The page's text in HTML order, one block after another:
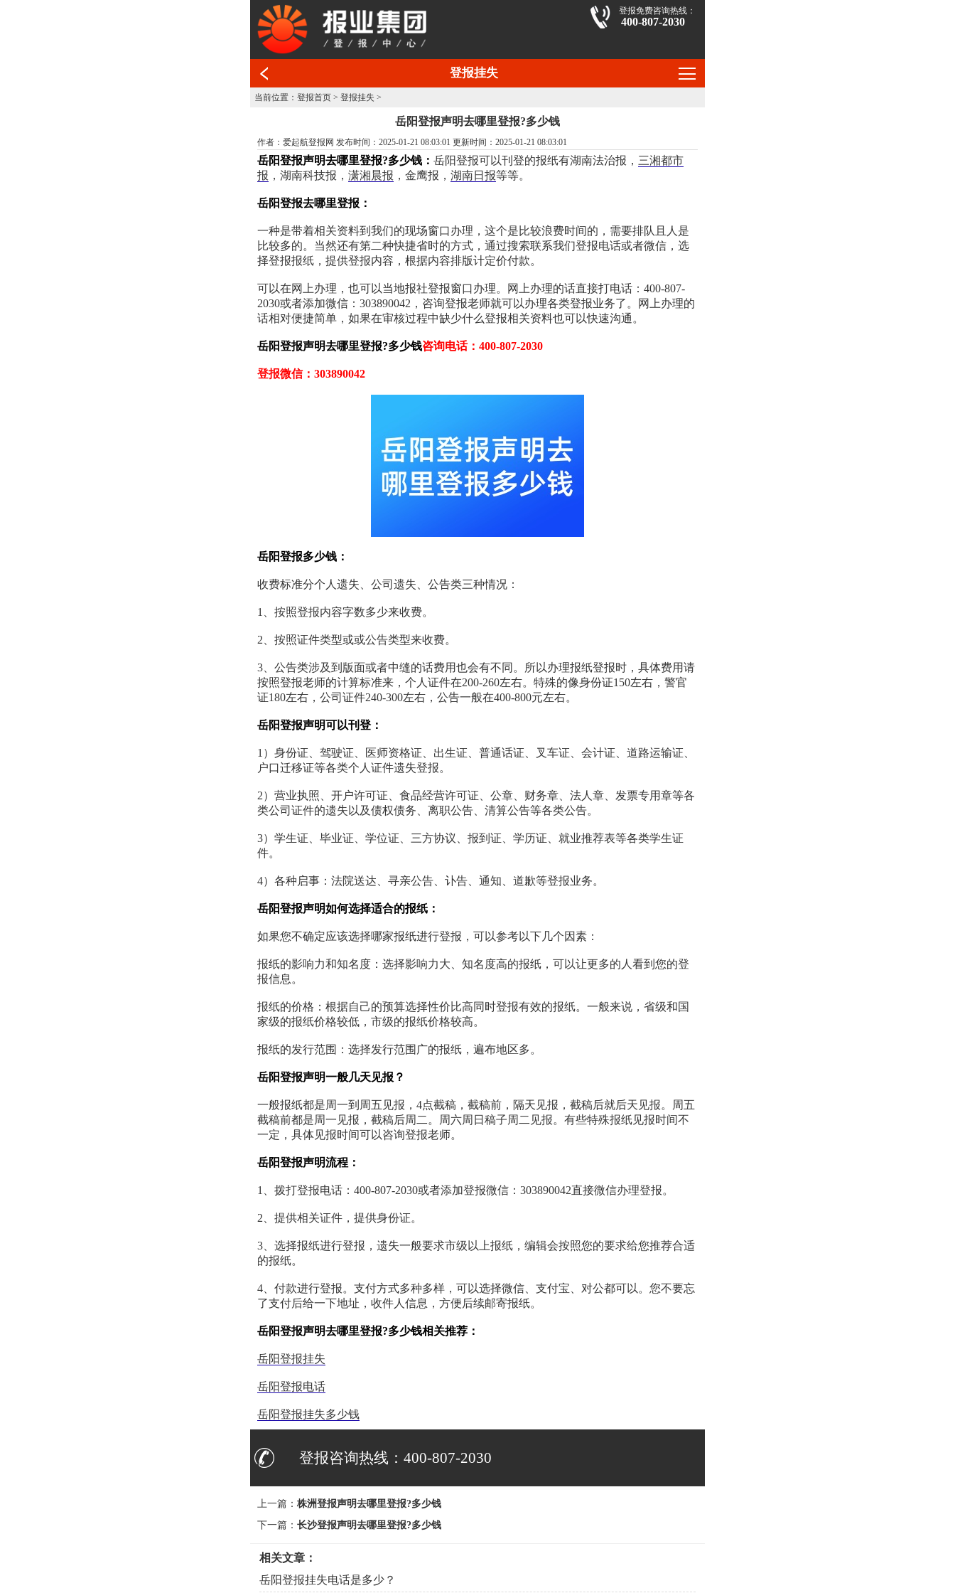
登报免费咨询热线：
400-807-2030
登报挂失
当前位置：登报首页 >登报挂失 >
岳阳登报声明去哪里登报?多少钱
作者：爱起航登报网 发布时间：2025-01-21 08:03:01 更新时间：2025-01-21 08:03:01
岳阳登报声明去哪里登报?多少钱： 岳阳登报可以刊登的报纸有湖南法治报， 三湘都市
报 ，湖南科技报， 潇湘晨报 ，金鹰报， 湖南日报等等。
岳阳登报去哪里登报：
一种是带着相关资料到我们的现场窗口办理，这个是比较浪费时间的，需要排队且人是
比较多的。当然还有第二种快捷省时的方式，通过搜索联系我们登报电话或者微信，选
择登报报纸，提供登报内容，根据内容排版计定价付款。
可以在网上办理，也可以当地报社登报窗口办理。网上办理的话直接打电话：400-807-
2030或者添加微信：303890042，咨询登报老师就可以办理各类登报业务了。网上办理的
话相对便捷简单，如果在审核过程中缺少什么登报相关资料也可以快速沟通。
岳阳登报声明去哪里登报?多少钱咨询电话：400-807-2030
登报微信：303890042
岳阳登报多少钱：
收费标准分个人遗失、公司遗失、公告类三种情况：
1、按照登报内容字数多少来收费。
2、按照证件类型或或公告类型来收费。
3、公告类涉及到版面或者中缝的话费用也会有不同。所以办理报纸登报时，具体费用请
按照登报老师的计算标准来，个人证件在200-260左右。特殊的像身份证150左右，警官
证180左右，公司证件240-300左右，公告一般在400-800元左右。
岳阳登报声明可以刊登：
1）身份证、驾驶证、医师资格证、出生证、普通话证、叉车证、会计证、道路运输证、
户口迁移证等各类个人证件遗失登报。
2）营业执照、开户许可证、食品经营许可证、公章、财务章、法人章、发票专用章等各
类公司证件的遗失以及债权债务、离职公告、清算公告等各类公告。
3）学生证、毕业证、学位证、三方协议、报到证、学历证、就业推荐表等各类学生证
件。
4）各种启事：法院送达、寻亲公告、讣告、通知、道歉等登报业务。
岳阳登报声明如何选择适合的报纸：
如果您不确定应该选择哪家报纸进行登报，可以参考以下几个因素：
报纸的影响力和知名度：选择影响力大、知名度高的报纸，可以让更多的人看到您的登
报信息。
报纸的价格：根据自己的预算选择性价比高同时登报有效的报纸。一般来说，省级和国
家级的报纸价格较低，市级的报纸价格较高。
报纸的发行范围：选择发行范围广的报纸，遍布地区多。
岳阳登报声明一般几天见报？
一般报纸都是周一到周五见报，4点截稿，截稿前，隔天见报，截稿后就后天见报。周五
截稿前都是周一见报，截稿后周二。周六周日稿子周二见报。有些特殊报纸见报时间不
一定，具体见报时间可以咨询登报老师。
岳阳登报声明流程：
1、拨打登报电话：400-807-2030或者添加登报微信：303890042直接微信办理登报。
2、提供相关证件，提供身份证。
3、选择报纸进行登报，遗失一般要求市级以上报纸，编辑会按照您的要求给您推荐合适
的报纸。
4、付款进行登报。支付方式多种多样，可以选择微信、支付宝、对公都可以。您不要忘
了支付后给一下地址，收件人信息，方便后续邮寄报纸。
岳阳登报声明去哪里登报?多少钱相关推荐：
岳阳登报挂失
岳阳登报电话
岳阳登报挂失多少钱
登报咨询热线：400-807-2030
上一篇： 株洲登报声明去哪里登报?多少钱
下一篇： 长沙登报声明去哪里登报?多少钱
相关文章：
岳阳登报挂失电话是多少？